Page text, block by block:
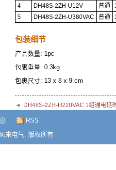
4
DH48S-2ZH-U12V 普通
5
DH48S-2ZH-U380VAC 普通
包装细节
产品数量: 1pc
包裹重量: 0.3kg
包裹尺寸: 13 x 8 x 9 cm
◄ DH48S-2ZH-H220VAC 1组通电延
RSS
来电气. 版权所有